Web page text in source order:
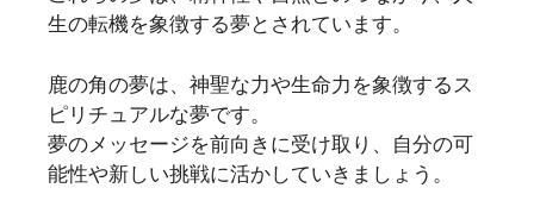
生の転機を象徴する夢とされています。
鹿の角の夢は、神聖な力や生命力を象徴するス
ピリチュアルな夢です。
夢のメッセージを前向きに受け取り、自分の可
能性や新しい挑戦に活かしていきましょう。